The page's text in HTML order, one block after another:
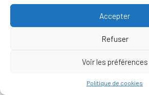
Accepter
Refuser
Voir les préférences
Politique de cookies